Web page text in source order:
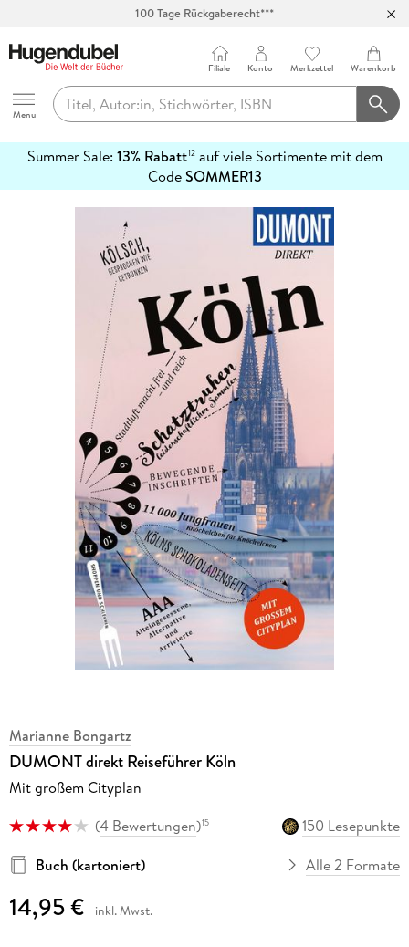
100 Tage Rückgaberecht***
Hugendubel
Menu
Filiale Konto Merkzettel Warenkorb
Summer Sale: 13% Rabatt12auf viele Sortimente mit dem
CodeSOMMER13
erfahren
Marianne Bongartz
DUMONT direkt Reiseführer Köln
Mit großem Cityplan
(4 Bewertungen)15
150 Lesepunkte
Buch (kartoniert)
Alle 2 Formate
14,95 € inkl. Mwst.